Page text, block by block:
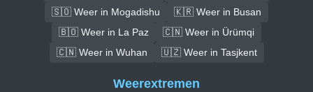
🇸🇴 Weer in Mogadishu
🇰🇷 Weer in Busan
🇧🇴 Weer in La Paz
🇨🇳 Weer in Ürümqi
🇨🇳 Weer in Wuhan
🇺🇿 Weer in Tasjkent
Weerextremen